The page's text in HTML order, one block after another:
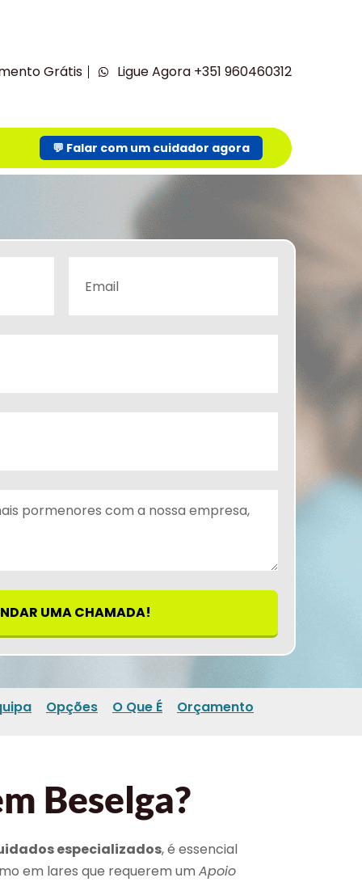
Grátis Ligue Agora +351 960460312
💬 Falar com um cuidador agora
UMA CHAMADA!
Opções O Que É Orçamento
Beselga?
especializados, é essencial
em lares que requerem um Apoio